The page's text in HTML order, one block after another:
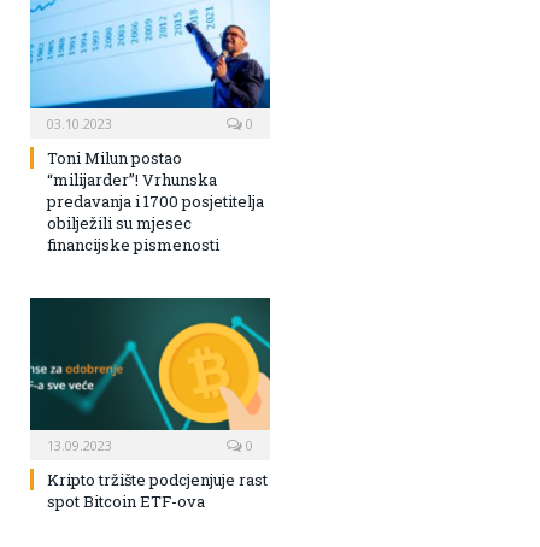
03.10.2023 0
Toni Milun postao
“milijarder”! Vrhunska
predavanja i 1700 posjetitelja
obilježili su mjesec
financijske pismenosti
13.09.2023 0
Kripto tržište podcjenjuje rast
spot Bitcoin ETF-ova